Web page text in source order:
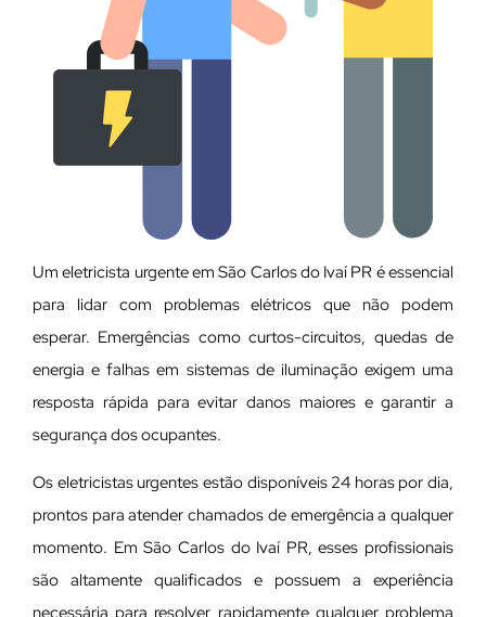
Um eletricista urgente em São Carlos do Ivaí PR é essencial
para lidar com problemas elétricos que não podem
esperar. Emergências como curtos-circuitos, quedas de
energia e falhas em sistemas de iluminação exigem uma
resposta rápida para evitar danos maiores e garantir a
segurança dos ocupantes.
Os eletricistas urgentes estão disponíveis 24 horas por dia,
prontos para atender chamados de emergência a qualquer
momento. Em São Carlos do Ivaí PR, esses profissionais
são altamente qualificados e possuem a experiência
necessária para resolver rapidamente qualquer problema